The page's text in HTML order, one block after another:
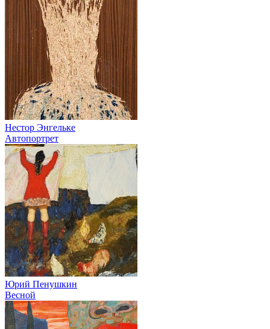
Нестор Энгельке
Автопортрет
Юрий Пенушкин
Весной